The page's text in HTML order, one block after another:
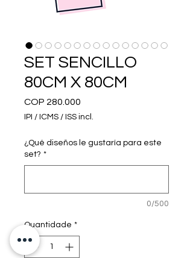
SET SENCILLO
80CM X 80CM
COP 280.000
IPI / ICMS / ISS incl.
¿Qué diseños le gustaría para este
set? *
0/500
Quantidade *